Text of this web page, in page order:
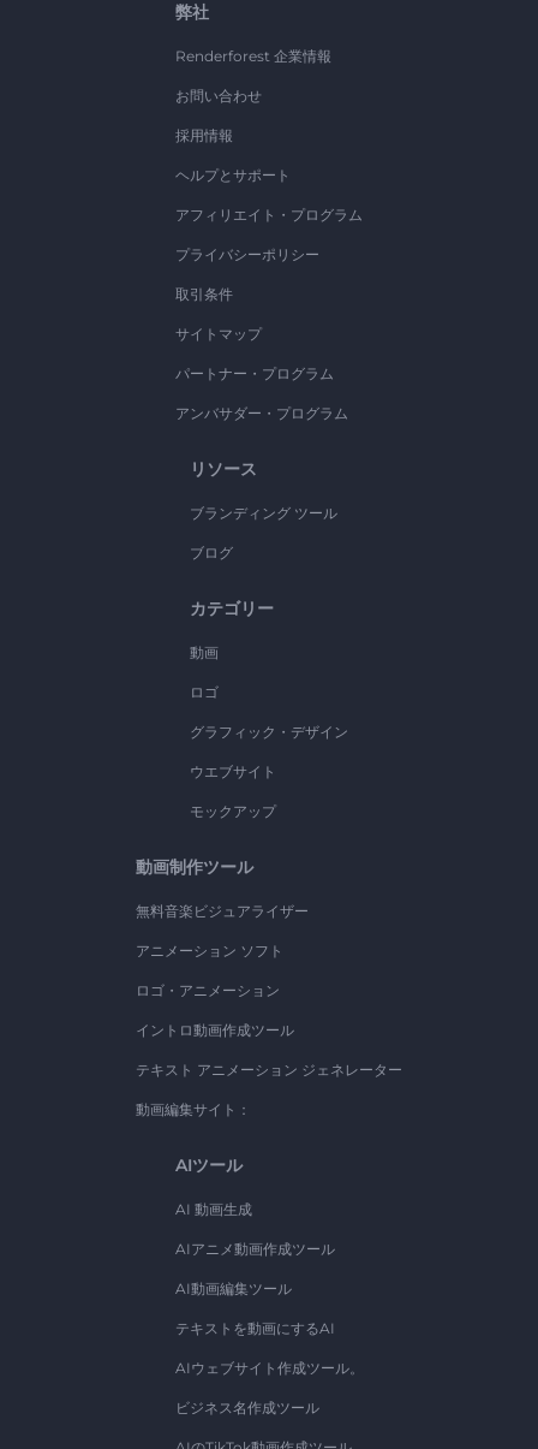
弊社
Renderforest 企業情報
お問い合わせ
採用情報
ヘルプとサポート
アフィリエイト・プログラム
プライバシーポリシー
取引条件
サイトマップ
パートナー・プログラム
アンバサダー・プログラム
リソース
ブランディング ツール
ブログ
カテゴリー
動画
ロゴ
グラフィック・デザイン
ウエブサイト
モックアップ
動画制作ツール
無料音楽ビジュアライザー
アニメーション ソフト
ロゴ・アニメーション
イントロ動画作成ツール
テキスト アニメーション ジェネレーター
動画編集サイト：
AIツール
AI 動画生成
AIアニメ動画作成ツール
AI動画編集ツール
テキストを動画にするAI
AIウェブサイト作成ツール。
ビジネス名作成ツール